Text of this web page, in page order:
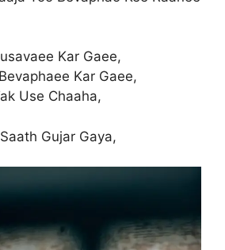
Kar Gaee,
Kar Gaee,
Use Chaaha,
Gujar Gaya,